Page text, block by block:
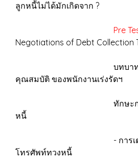
ลูกหนี้ไม่ได้มักเกิดจาก ?
Pre
Negotiations of Debt Collection
บทบาท และห
คุณสมบัติ ของพนักงานเร่งรัดฯ
ทักษะการใช้โท
หนี้
- การเตรียมพร้
โทรศัพท์ทวงหนี้